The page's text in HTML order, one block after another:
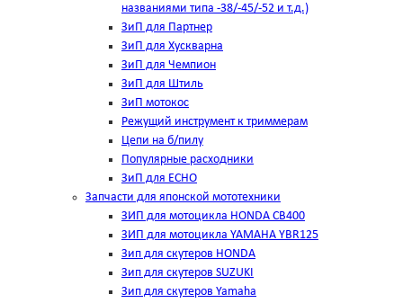
названиями типа -38/-45/-52 и т.д.)
ЗиП для Партнер
ЗиП для Хускварна
ЗиП для Чемпион
ЗиП для Штиль
ЗиП мотокос
Режущий инструмент к триммерам
Цепи на б/пилу
Популярные расходники
ЗиП для ЕСНО
Запчасти для японской мототехники
ЗИП для мотоцикла HONDA CB400
ЗИП для мотоцикла YAMAHA YBR125
Зип для скутеров HONDA
Зип для скутеров SUZUKI
Зип для скутеров Yamaha